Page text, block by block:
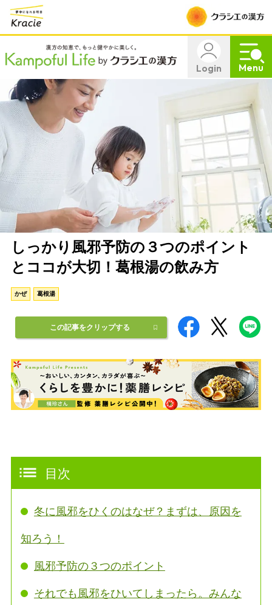
Login Menu
しっかり風邪予防の３つのポイント
とココが大切！葛根湯の飲み方
かぜ 葛根湯
この記事をクリップする
目次
冬に風邪をひくのはなぜ？まずは、原因を
知ろう！
風邪予防の３つのポイント
それでも風邪をひいてしまったら。みんな